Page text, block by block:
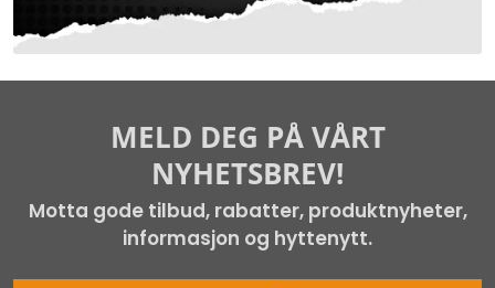
MELD DEG PÅ VÅRT
NYHETSBREV!
Motta gode tilbud, rabatter, produktnyheter,
informasjon og hyttenytt.